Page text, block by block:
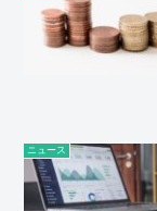
ニュース